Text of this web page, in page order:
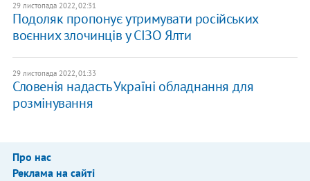
29 листопада 2022, 02:31
Подоляк пропонує утримувати російських
воєнних злочинців у СІЗО Ялти
29 листопада 2022, 01:33
Словенія надасть Україні обладнання для
розмінування
Про нас
Реклама на сайті